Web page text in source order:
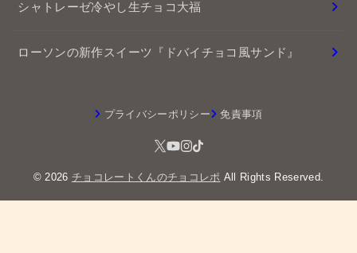
シャトレーゼ冷やし生チョコ大福
ローソンの新作スイーツ『ドバイチョコ風サンド』
プライバシーポリシー 免責事項
© 2026 チョコレートくんのチョコレポ All Rights Reserved.